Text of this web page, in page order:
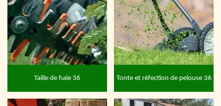
Taille de haie 36 Tonte et réfection de pelouse 36